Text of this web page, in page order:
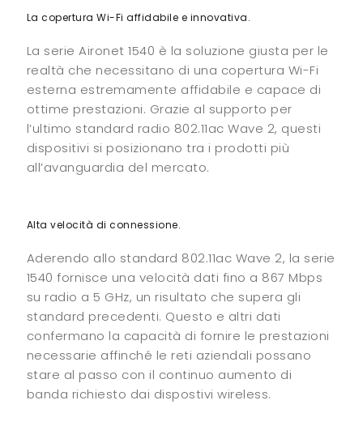
La copertura Wi-Fi affidabile e innovativa.
La serie Aironet 1540 è la soluzione giusta per le
realtà che necessitano di una copertura Wi-Fi
esterna estremamente affidabile e capace di
ottime prestazioni. Grazie al supporto per
l’ultimo standard radio 802.11ac Wave 2, questi
dispositivi si posizionano tra i prodotti più
all’avanguardia del mercato.
Alta velocità di connessione.
Aderendo allo standard 802.11ac Wave 2, la serie
1540 fornisce una velocità dati fino a 867 Mbps
su radio a 5 GHz, un risultato che supera gli
standard precedenti. Questo e altri dati
confermano la capacità di fornire le prestazioni
necessarie affinché le reti aziendali possano
stare al passo con il continuo aumento di
banda richiesto dai dispostivi wireless.